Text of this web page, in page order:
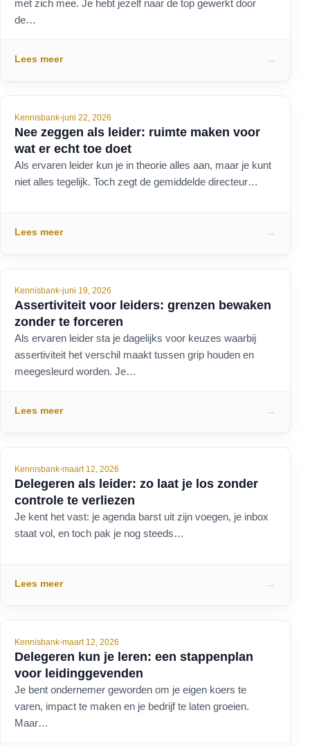
met zich mee. Je hebt jezelf naar de top gewerkt door
de…
Lees meer →
Kennisbank•juni 22, 2026
Nee zeggen als leider: ruimte maken voor
wat er echt toe doet
Als ervaren leider kun je in theorie alles aan, maar je kunt
niet alles tegelijk. Toch zegt de gemiddelde directeur…
Lees meer →
Kennisbank•juni 19, 2026
Assertiviteit voor leiders: grenzen bewaken
zonder te forceren
Als ervaren leider sta je dagelijks voor keuzes waarbij
assertiviteit het verschil maakt tussen grip houden en
meegesleurd worden. Je…
Lees meer →
Kennisbank•maart 12, 2026
Delegeren als leider: zo laat je los zonder
controle te verliezen
Je kent het vast: je agenda barst uit zijn voegen, je inbox
staat vol, en toch pak je nog steeds…
Lees meer →
Kennisbank•maart 12, 2026
Delegeren kun je leren: een stappenplan
voor leidinggevenden
Je bent ondernemer geworden om je eigen koers te
varen, impact te maken en je bedrijf te laten groeien.
Maar…